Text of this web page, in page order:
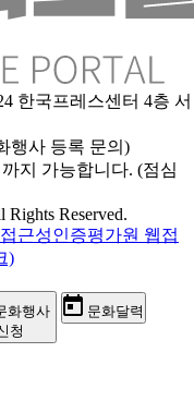
한국프레스센터 4층 서
행사 등록 문의)
지 가능합니다. (점심
Reserved.
화행사
청
문화달력